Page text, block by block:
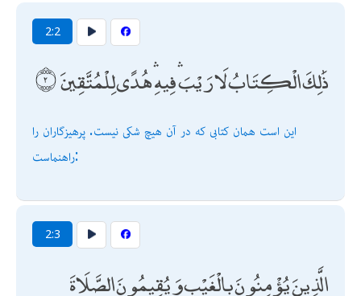
2:2
ذَٰلِكَ الْكِتَابُ لَا رَيْبَ ۛ فِيهِ ۛ هُدًى لِلْمُتَّقِينَ
اين است همان كتابى كه در آن هيچ شكى نيست. پرهيزگاران را
راهنماست:
2:3
الَّذِينَ يُؤْمِنُونَ بِالْغَيْبِ وَيُقِيمُونَ الصَّلَاةَ